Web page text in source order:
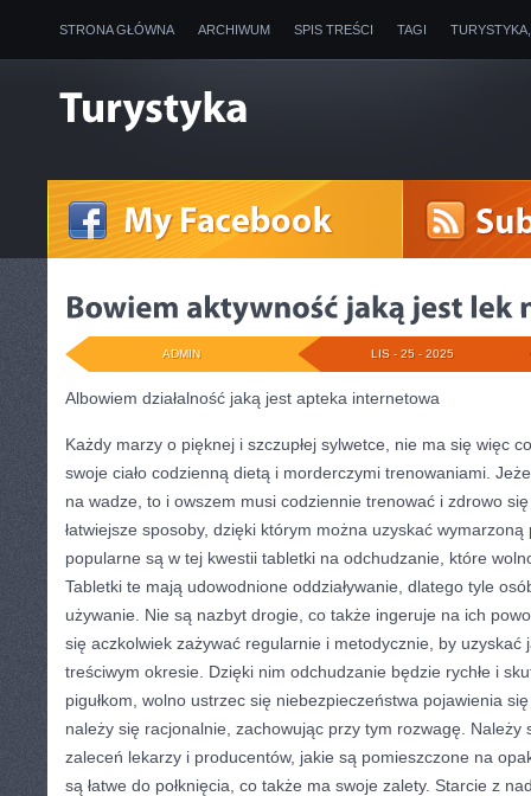
STRONA GŁÓWNA ARCHIWUM SPIS TREŚCI TAGI
LIS - 25 - 2025
ADMIN
Albowiem działalność jaką jest apteka internetowa
Każdy marzy o pięknej i szczupłej sylwetce, nie ma się więc
swoje ciało codzienną dietą i morderczymi trenowaniami.
na wadze, to i owszem musi codziennie trenować i zdrowo
łatwiejsze sposoby, dzięki którym można uzyskać
popularne są w tej kwestii tabletki na odchudzanie, które
Tabletki te mają udowodnione oddziaływanie, dlatego tyle
używanie. Nie są nazbyt drogie, co także ingeruje na ich
się aczkolwiek zażywać regularnie i metodycznie, by uzyskać
treściwym okresie. Dzięki nim odchudzanie będzie rychłe i
pigułkom, wolno ustrzec się niebezpieczeństwa pojawienia
należy się racjonalnie, zachowując przy tym rozwagę. Należy
zaleceń lekarzy i producentów, jakie są pomieszczone na
są łatwe do połknięcia, co także ma swoje zalety. Starcie z